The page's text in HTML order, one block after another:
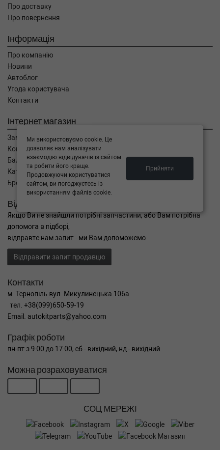
Про доставку
Про повернення
Інформація
Про компанію
Новини
Автоблог
Угода користувача
Контакти
Інтернет магазин
Замовлення
Кошик
Баланс
Каталог товарів
Бренди
Відправити запит
Якщо Ви не знайшли потрібні запчастини, або Вам потрібна
допомога в підборі,
відправте нам запит - ми Вам допоможемо
Відправити запит продавцю
Контакти
м. Тернопіль вул. Микулинецька 106а
тел. +38(099)650-59-19
Email. autokitparts@yahoo.com
Графік роботи
пн-пт з 9:00 до 17:00, сб - вихідний, нд - вихідний
Можна розраховуватися
СОЦ МЕРЕЖІ
Ми використовуємо cookie. Це
дозволяє нам аналізувати
взаємодію відвідувачів із сайтом
та робити його краще.
Продовжуючи користуватися
сайтом, ви погоджуєтесь із
використанням файлів cookie.
Прийняти